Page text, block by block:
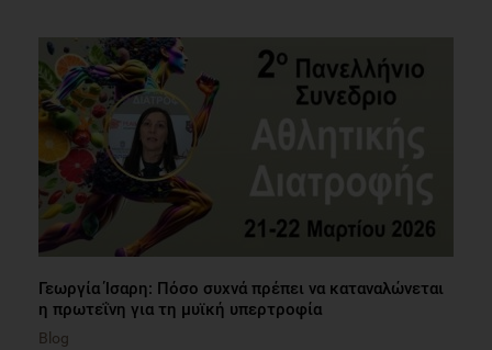
Γεωργία Ίσαρη: Πόσο συχνά πρέπει να καταναλώνεται
η πρωτεΐνη για τη μυϊκή υπερτροφία
Blog